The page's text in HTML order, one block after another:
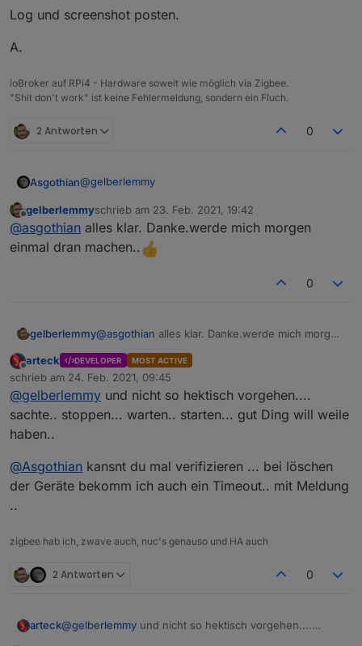
Log und screenshot posten.
A.
ioBroker auf RPi4 - Hardware soweit wie möglich via Zigbee.
"Shit don't work" ist keine Fehlermeldung, sondern ein Fluch.
2 Antworten 0
Asgothian@gelberlemmy
Mach bitte folgendes:
zigbee adapter anhalten
zigbee stick abstöpseln
auf der Konsole verifizieren das der serielle Port
60 sekunden warten
config Seite des Adapters aufrufen,
Konfiguration eintragen (screenshot machen
von den Einstellungen)
mit save & exit die Konfiguration beenden
60 sekunden warten
A.
Offline
gelberlemmyschrieb am 23. Feb. 2021, 19:42
zuletzt editiert von
@asgothian alles klar. Danke.werde mich morgen
einmal dran machen..
0
gelberlemmy@asgothian alles klar. Danke.werde mich morgen
Offline
arteck DEVELOPER MOST ACTIVE
schrieb am 24. Feb. 2021, 09:45
zuletzt editiert von
@gelberlemmy und nicht so hektisch vorgehen....
sachte.. stoppen... warten.. starten... gut Ding will weile
haben..
@Asgothian kansnt du mal verifizieren ... bei löschen
der Geräte bekomm ich auch ein Timeout.. mit Meldung
..
zigbee hab ich, zwave auch, nuc's genauso und HA auch
2 Antworten 0
arteck@gelberlemmy und nicht so hektisch vorgehen....